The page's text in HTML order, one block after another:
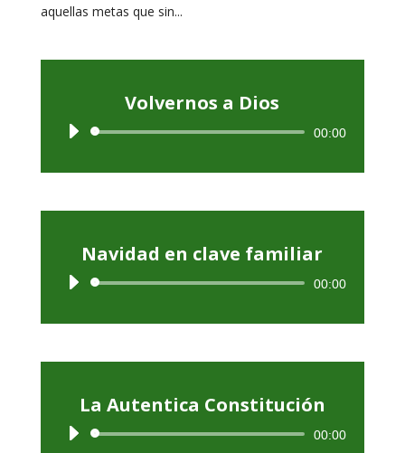
aquellas metas que sin...
Volvernos a Dios
Reproductor
audio
00:00
Navidad en clave familiar
Reproductor
audio
00:00
La Autentica Constitución
Reproductor
00:00